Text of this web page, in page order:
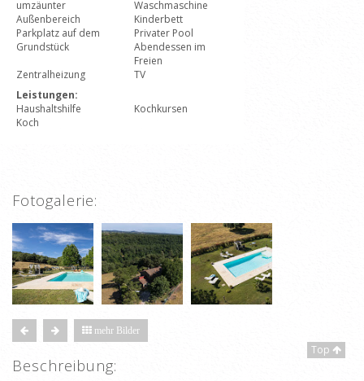
umzäunter
Außenbereich
Waschmaschine
Kinderbett
Parkplatz auf dem
Grundstück
Privater Pool
Abendessen im
Freien
Zentralheizung
TV
Leistungen:
Haushaltshilfe
Kochkursen
Koch
Fotogalerie:
mehr Bilder
Top
Beschreibung: